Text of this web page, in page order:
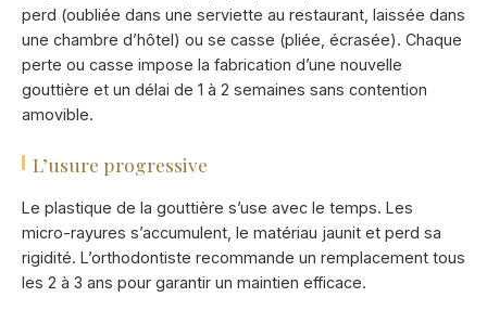
perd (oubliée dans une serviette au restaurant, laissée dans
une chambre d’hôtel) ou se casse (pliée, écrasée). Chaque
perte ou casse impose la fabrication d’une nouvelle
gouttière et un délai de 1 à 2 semaines sans contention
amovible.
L’usure progressive
Le plastique de la gouttière s’use avec le temps. Les
micro-rayures s’accumulent, le matériau jaunit et perd sa
rigidité. L’orthodontiste recommande un remplacement tous
les 2 à 3 ans pour garantir un maintien efficace.